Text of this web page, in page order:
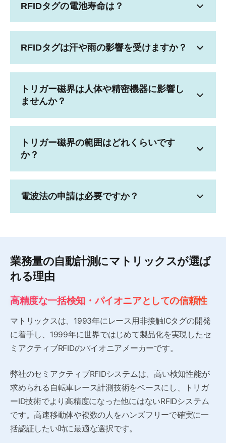
RFIDタグの電池寿命は？
RFIDタグは汗や雨の影響を受けますか？
トリガー磁界は人体や精密機器に影響し
ませんか？
トリガー磁界の範囲はどれくらいです
か？
電波法の申請は必要ですか？
業務量の自動計測にマトリックスが選ば
れる理由
高精度な一括検知・パイオニアとしての信頼性
マトリックスは、1993年にレース用非接触ICタグの開発
に着手し、1999年に世界ではじめて製品化を実現したセ
ミアクティブRFIDのパイオニアメーカーです。
弊社のセミアクティブRFIDシステムは、高い検知性能が
求められる自転車レース計測技術をベースにし、トリガ
ーID技術でより高精度になった他にはないRFIDシステム
です。高速移動体や複数の人をハンズフリーで確実に一
括認証したい時に最適な選択です。